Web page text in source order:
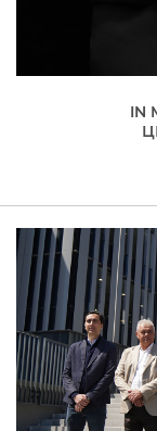
IN